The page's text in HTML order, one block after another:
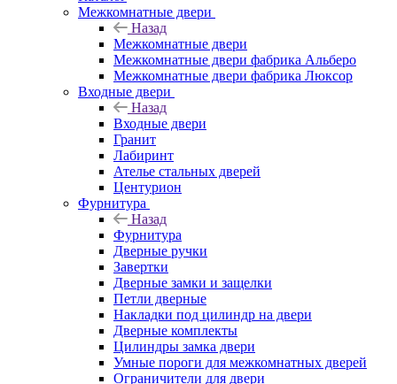
Межкомнатные двери
Назад
Межкомнатные двери
Межкомнатные двери фабрика Альберо
Межкомнатные двери фабрика Люксор
Входные двери
Назад
Входные двери
Гранит
Лабиринт
Ателье стальных дверей
Центурион
Фурнитура
Назад
Фурнитура
Дверные ручки
Завертки
Дверные замки и защелки
Петли дверные
Накладки под цилиндр на двери
Дверные комплекты
Цилиндры замка двери
Умные пороги для межкомнатных дверей
Ограничители для двери